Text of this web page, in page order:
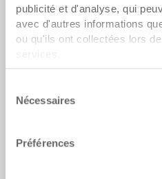
publicité et d'analyse, qui
avec d'autres informations
ou qu'ils ont collectées lors
Nécessaires
Préférences
Quantités
Numéro de commande
Dimensions extérieures: